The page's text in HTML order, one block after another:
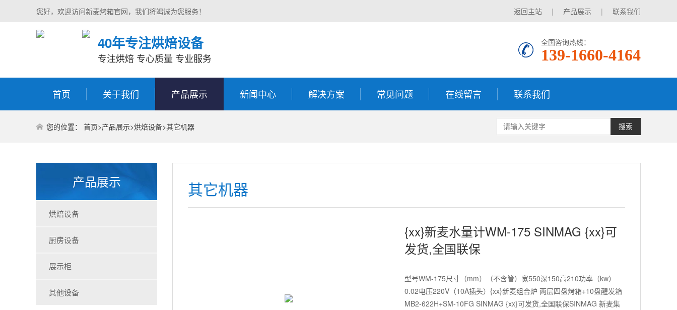
返回主站 | 产品展示 | 联系我们
您好，欢迎访问新麦烤箱官网，我们将竭诚为您服务！
40年专注烘焙设备
专注烘焙 专心质量 专业服务
全国咨询热线：
139-1660-4164
首页 关于我们 产品展示 新闻中心 解决方案 常见问题 在线留言 联系我们
搜索
您的位置： 首页>产品展示>烘焙设备>其它机器
产品展示
烘焙设备
厨房设备
展示柜
其他设备
其它机器
{xx}新麦水量计WM-175 SINMAG {xx}可
发货,全国联保
型号WM-175尺寸（mm）（不含管）宽550深150高210功率（kw）
0.02电压220V（10A插头）{xx}新麦组合炉 两层四盘烤箱+10盘醒发箱
MB2-622H+SM-10FG SINMAG {xx}可发货,全国联保SINMAG 新麦集